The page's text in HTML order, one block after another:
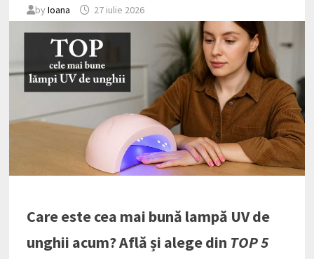
by Ioana 27 iulie 2026
Care este cea mai bună lampă UV de
unghii acum? Află și alege din TOP 5